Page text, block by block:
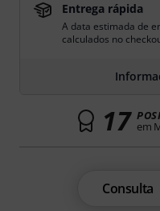
Entrega rápida
A data estimada de
calculados no
17 em
Consulta